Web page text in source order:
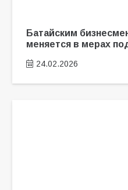
Батайским
меняется в мерах
24.02.2026